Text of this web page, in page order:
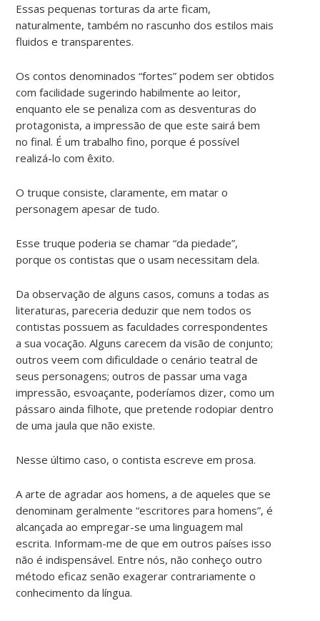
Essas pequenas torturas da arte ficam,
naturalmente, também no rascunho dos estilos mais
fluidos e transparentes.
Os contos denominados “fortes” podem ser obtidos
com facilidade sugerindo habilmente ao leitor,
enquanto ele se penaliza com as desventuras do
protagonista, a impressão de que este sairá bem
no final. É um trabalho fino, porque é possível
realizá-lo com êxito.
O truque consiste, claramente, em matar o
personagem apesar de tudo.
Esse truque poderia se chamar “da piedade”,
porque os contistas que o usam necessitam dela.
Da observação de alguns casos, comuns a todas as
literaturas, pareceria deduzir que nem todos os
contistas possuem as faculdades correspondentes
a sua vocação. Alguns carecem da visão de conjunto;
outros veem com dificuldade o cenário teatral de
seus personagens; outros de passar uma vaga
impressão, esvoaçante, poderíamos dizer, como um
pássaro ainda filhote, que pretende rodopiar dentro
de uma jaula que não existe.
Nesse último caso, o contista escreve em prosa.
A arte de agradar aos homens, a de aqueles que se
denominam geralmente “escritores para homens”, é
alcançada ao empregar-se uma linguagem mal
escrita. Informam-me de que em outros países isso
não é indispensável. Entre nós, não conheço outro
método eficaz senão exagerar contrariamente o
conhecimento da língua.